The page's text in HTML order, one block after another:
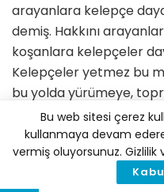
arayanlara kelepçe
demiş. Hakkını
koşanlara kelepçeler
Kelepçeler yetmez bu
bu yolda yürümeye,
kavuşuncaya kadar
edeceğiz. Benim
dışarıda verilen bu
mücadeledir. Benim
Bu web sitesi çerez
kullanmaya devam
vermiş oluyorsunuz. Gizlilik